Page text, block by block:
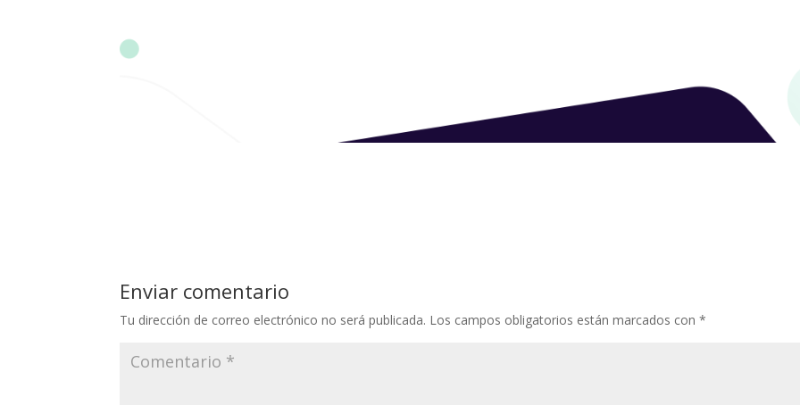
Enviar comentario
Tu dirección de correo electrónico no será publicada. Los campos obligatorios están marcados con*